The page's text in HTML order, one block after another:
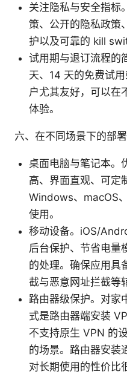
关注隐私与安全指标
策、公开的隐私政策
护以及可靠的 kill
试用期与退订流程的
天、14 天的免费试
户尤其友好，可以在
体验。
六、在不同场景下的部
桌面电脑与笔记本。
高、界面直观、可定
Windows、macOS
使用。
移动设备。iOS/
后台保护、节省电量
的处理。确保应用具
截与恶意网址拦截等
路由器级保护。对家
式是路由器端安装
不支持原生 VPN 的
的场景。路由器安装
对长期使用的性价比